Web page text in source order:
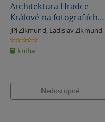
Architektura Hradce
Králové na fotografiích
Josefa Sudka
Jiří Zikmund, Ladislav Zikmund-
Lender
0.0
z
5
hvězdiček
kniha
Nedostupné